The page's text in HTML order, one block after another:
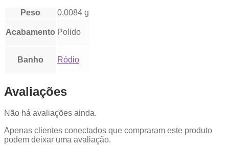
Peso 0,0084 g
Acabamento Polido
Banho Ródio
Avaliações
Não há avaliações ainda.
Apenas clientes conectados que compraram este produto
podem deixar uma avaliação.